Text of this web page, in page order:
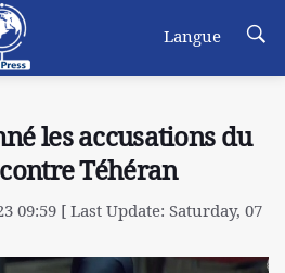
Langue
les accusations du
Téhéran
09:59 [ Last Update: Saturday, 07